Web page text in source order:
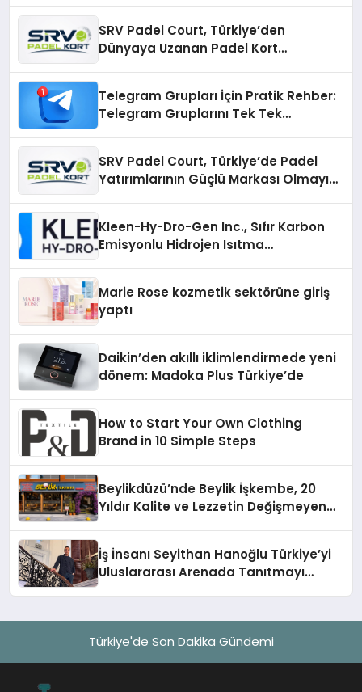
SRV Padel Court, Türkiye’den
Dünyaya Uzanan Padel Kort
Telegram Grupları İçin Pratik Rehber:
Telegram Gruplarını Tek Tek
SRV Padel Court, Türkiye’de Padel
Yatırımlarının Güçlü Markası Olmayı
Kleen-Hy-Dro-Gen Inc., Sıfır Karbon
Emisyonlu Hidrojen Isıtma
Marie Rose kozmetik sektörüne giriş
yaptı
Daikin’den akıllı iklimlendirmede yeni
dönem: Madoka Plus Türkiye’de
How to Start Your Own Clothing
Brand in 10 Simple Steps
Beylikdüzü’nde Beylik İşkembe, 20
Yıldır Kalite ve Lezzetin Değişmeyen
İş İnsanı Seyithan Hanoğlu Türkiye’yi
Uluslararası Arenada Tanıtmayı
Türkiye'de Son Dakika Gündemi